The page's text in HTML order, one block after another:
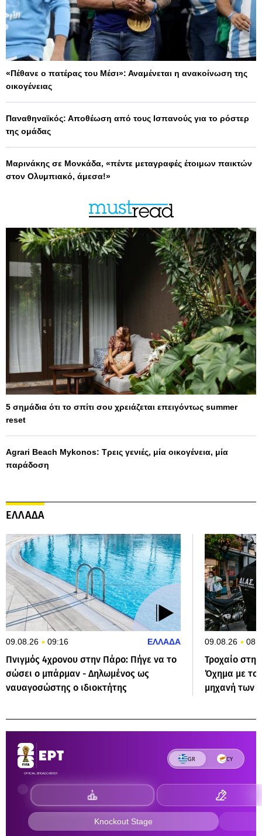
«Πέθανε ο πατέρας του Μέσι»: Αναμένεται η ανακοίνωση της
οικογένειας
Παναθηναϊκός: Αποθέωση από τους Ισπανούς για το ρόστερ
της ομάδας
Μαρινάκης σε Μονκάδα, «πέντε μεταγραφές έτοιμων παικτών
στον Ολυμπιακό, άμεσα!»
5 σημάδια ότι το σπίτι σου χρειάζεται επειγόντως summer
reset
Agrari Beach Mykonos: Τρεις γενιές, μία οικογένεια, μία
παράδοση
ΕΛΛΑΔΑ
09.08.26 09:16 ΕΛΛΑΔΑ
Πνιγμός 4χρονου στην Πάρο: Πήγε να το
σώσει ο μπάρμαν - Δηλωμένος ως
ναυαγοσώστης ο ιδιοκτήτης
09.08.26
Τροχαίο στη
Όχημα με
μηχανή των